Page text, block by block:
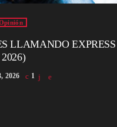
LLAMANDO EXPRESS
2026 1